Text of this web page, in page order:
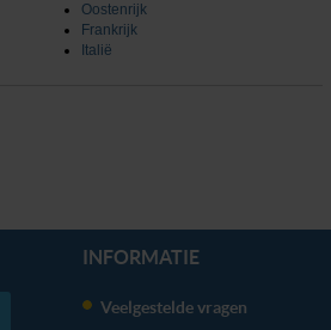
Oostenrijk
Frankrijk
Italië
INFORMATIE
Veelgestelde vragen